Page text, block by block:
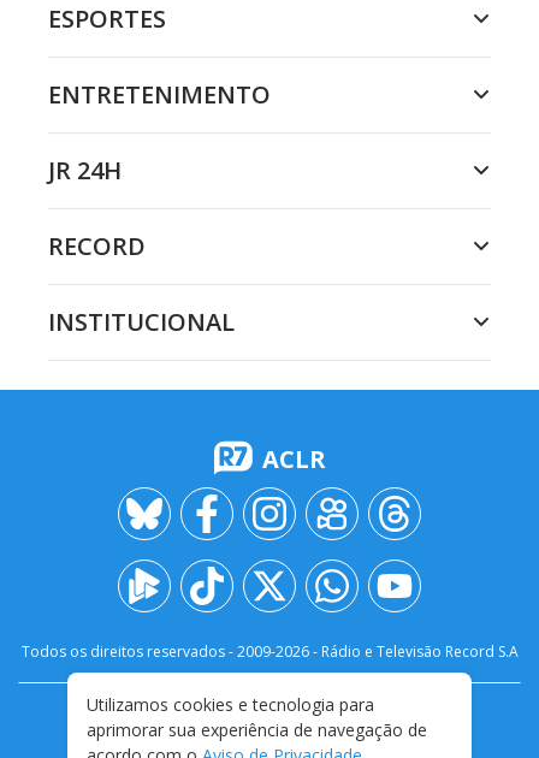
ESPORTES
ENTRETENIMENTO
JR 24H
RECORD
INSTITUCIONAL
ACLR
Todos os direitos reservados - 2009-2026- Rádio e Televisão Record S.A
FALE CONOSCO
PRIVACIDADE
TERMOS E CONDIÇÕES DE USO
Utilizamos cookies e tecnologia para
aprimorar sua experiência de navegação de